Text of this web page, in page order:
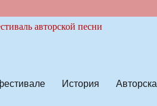
История